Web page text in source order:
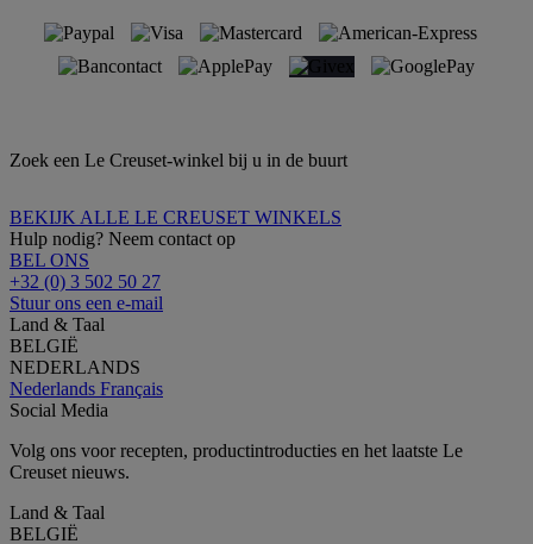
Zoek een Le Creuset-winkel bij u in de buurt
BEKIJK ALLE LE CREUSET WINKELS
Hulp nodig? Neem contact op
BEL ONS
+32 (0) 3 502 50 27
Stuur ons een e-mail
Land & Taal
BELGIË
NEDERLANDS
Nederlands Français
Social Media
Volg ons voor recepten, productintroducties en het laatste Le
Creuset nieuws.
Land & Taal
BELGIË